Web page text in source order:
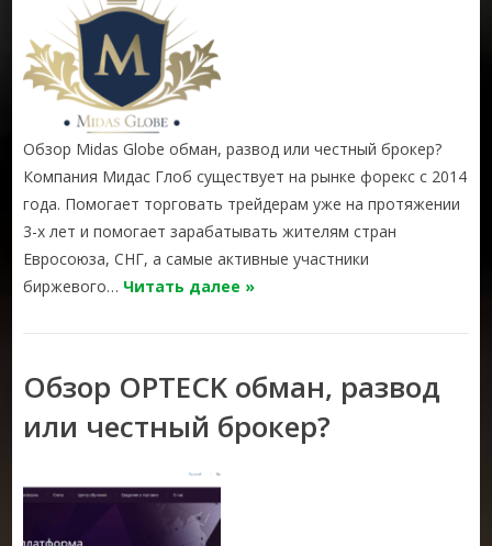
Обзор Midas Globe обман, развод или честный брокер?
Компания Мидас Глоб существует на рынке форекс с 2014
года. Помогает торговать трейдерам уже на протяжении
3-х лет и помогает зарабатывать жителям стран
Евросоюза, СНГ, а самые активные участники
биржевого… Читать далее »
Обзор OPTECK обман, развод
или честный брокер?